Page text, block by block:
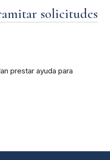
solicitudes
prestar ayuda para